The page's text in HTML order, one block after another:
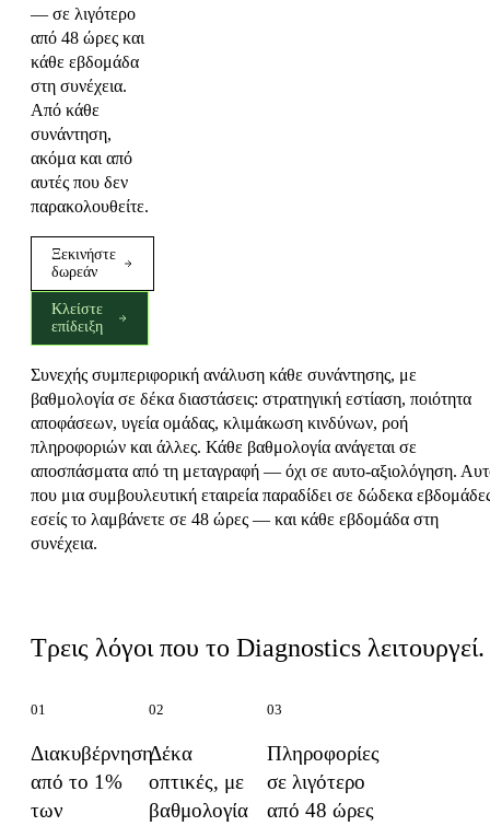
— σε λιγότερο
από 48 ώρες και
κάθε εβδομάδα
στη συνέχεια.
Από κάθε
συνάντηση,
ακόμα και από
αυτές που δεν
παρακολουθείτε.
Ξεκινήστε
δωρεάν
Κλείστε
επίδειξη
Συνεχής συμπεριφορική ανάλυση κάθε συνάντησης, με
βαθμολογία σε δέκα διαστάσεις: στρατηγική εστίαση, ποιότητα
αποφάσεων, υγεία ομάδας, κλιμάκωση κινδύνων, ροή
πληροφοριών και άλλες. Κάθε βαθμολογία ανάγεται σε
αποσπάσματα από τη μεταγραφή — όχι σε αυτο-αξιολόγηση.
που μια συμβουλευτική εταιρεία παραδίδει σε δώδεκα
εσείς το λαμβάνετε σε 48 ώρες — και κάθε εβδομάδα στη
συνέχεια.
Τρεις λόγοι που το Diagnostics λειτουργεί.
01
Διακυβέρνηση
από το 1%
των
02
Δέκα
οπτικές, με
βαθμολογία
03
Πληροφορίες
σε λιγότερο
από 48 ώρες